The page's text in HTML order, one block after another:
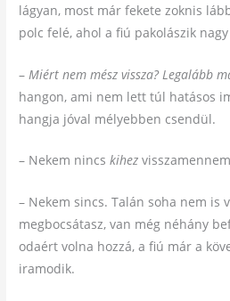
lágyan, most már fekete zoknis
polc felé, ahol a fiú pakolászik
– Miért nem mész vissza? Legalább
hangon, ami nem lett túl hatásos
hangja jóval mélyebben csendül.
– Nekem nincskihez
– Nekem sincs. Talán soha nem is
megbocsátasz, van még néhány
odaért volna hozzá, a fiú már a
iramodik.